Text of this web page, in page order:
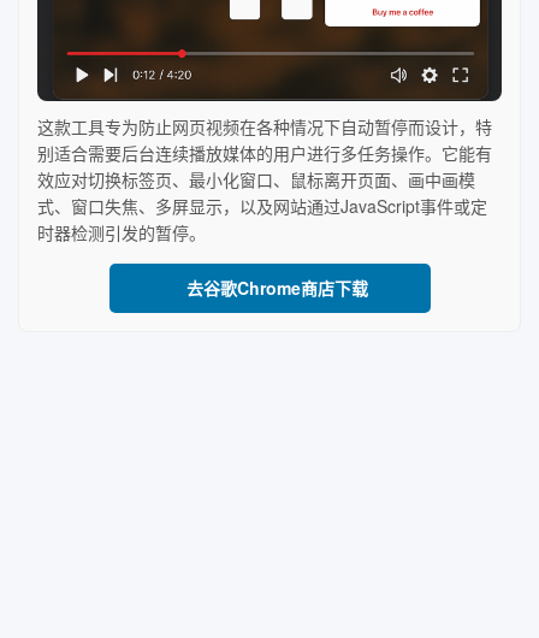
这款工具专为防止网页视频在各种情况下自动暂停而设计，特
别适合需要后台连续播放媒体的用户进行多任务操作。它能有
效应对切换标签页、最小化窗口、鼠标离开页面、画中画模
式、窗口失焦、多屏显示，以及网站通过JavaScript事件或定
时器检测引发的暂停。
去谷歌Chrome商店下载